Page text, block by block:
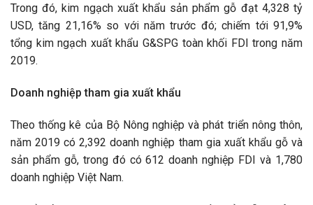
Trong đó, kim ngạch xuất khẩu sản phẩm gỗ đạt 4,328 tỷ
USD, tăng 21,16% so với năm trước đó; chiếm tới 91,9%
tổng kim ngạch xuất khẩu G&SPG toàn khối FDI trong năm
2019.
Doanh nghiệp tham gia xuất khẩu
Theo thống kê của Bộ Nông nghiệp và phát triển nông thôn,
năm 2019 có 2,392 doanh nghiệp tham gia xuất khẩu gỗ và
sản phẩm gỗ, trong đó có 612 doanh nghiệp FDI và 1,780
doanh nghiệp Việt Nam.